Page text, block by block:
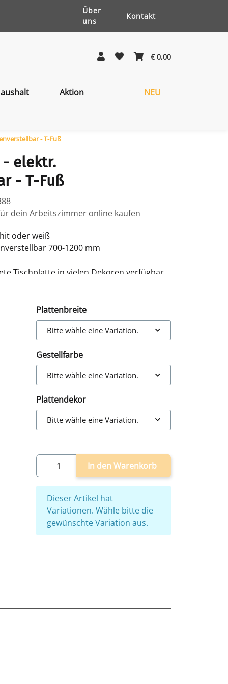
Über
uns
Kontakt
€ 0,00
Aktion NEU
- T-Fuß
- elektr.
- T-Fuß
dein Arbeitszimmer online kaufen
oder weiß
700-1200 mm
Tischplatte in vielen Dekoren verfügbar
Plattenbreite
Bitte wähle eine Variation.
Gestellfarbe
Bitte wähle eine Variation.
Plattendekor
Bitte wähle eine Variation.
In den Warenkorb
x
Dieser Artikel hat
Variationen. Wähle bitte die
gewünschte Variation aus.